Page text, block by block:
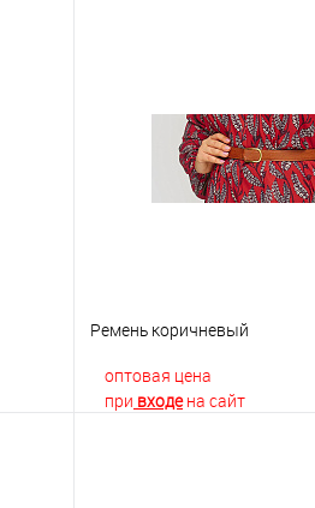
Купить в 1 клик
В избранное
Ремень коричневый
оптовая цена
при входена сайт